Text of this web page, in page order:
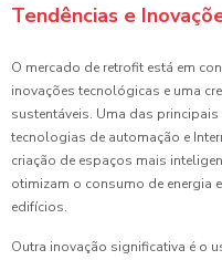
Tendências e
O mercado de retrofit está em
inovações tecnológicas e uma
sustentáveis. Uma das
tecnologias de automação e
criação de espaços mais
otimizam o consumo de energia
edifícios.
Outra inovação significativa é o